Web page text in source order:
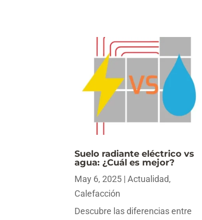
Suelo radiante eléctrico vs
agua: ¿Cuál es mejor?
May 6, 2025 |Actualidad,
Calefacción
Descubre las diferencias entre